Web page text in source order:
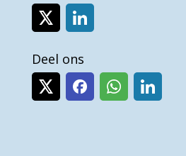
Deel ons